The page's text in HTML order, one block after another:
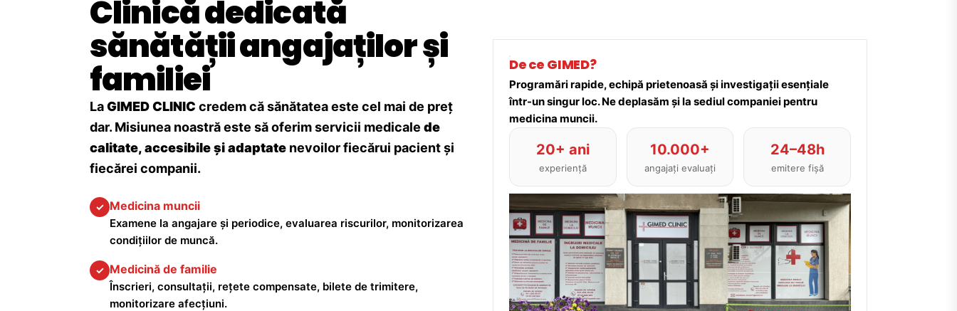
Clinică dedicată
sănătății angajaților și
familiei
LaGIMED CLINIC credem că sănătatea este cel mai de preț
dar. Misiunea noastră este să oferim servicii medicale de
calitate, accesibile și adaptate nevoilor fiecărui pacient și
fiecărei companii.
✓ Medicina muncii
Examene la angajare și periodice, evaluarea riscurilor, monitorizarea
condițiilor de muncă.
✓ Medicină de familie
Înscrieri, consultații, rețete compensate, bilete de trimitere,
monitorizare afecțiuni.
De ce GIMED?
Programări rapide, echipă prietenoasă și investigații esențiale
într-un singur loc. Ne deplasăm și la sediul companiei pentru
medicina muncii.
20+ ani
experiență
10.000+
angajați evaluați
24–48h
emitere fișă